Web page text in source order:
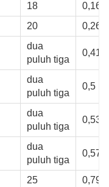
18
0,16
20 0,26
dua
puluh tiga
0,41
dua
puluh tiga
0,5
dua
puluh tiga
0,53
dua
puluh tiga
0,57
25 0,79